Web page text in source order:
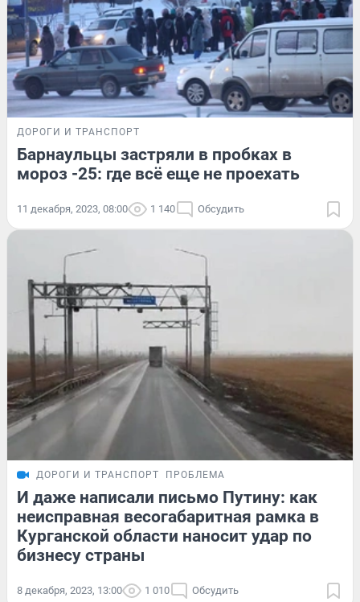
ДОРОГИ И ТРАНСПОРТ
Барнаульцы застряли в пробках в
мороз -25: где всё еще не проехать
11 декабря, 2023, 08:00 1 140 Обсудить
ДОРОГИ И ТРАНСПОРТ ПРОБЛЕМА
И даже написали письмо Путину: как
неисправная весогабаритная рамка в
Курганской области наносит удар по
бизнесу страны
8 декабря, 2023, 13:00 1 010 Обсудить